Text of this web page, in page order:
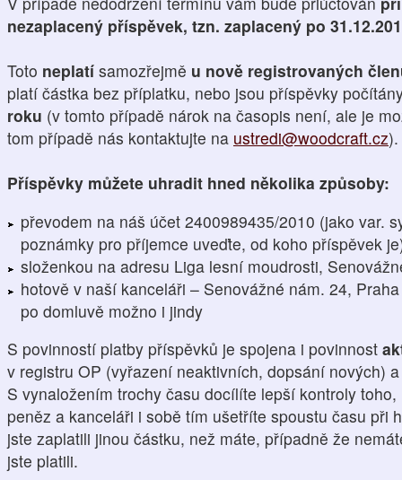
nezaplacený příspěvek, tzn. zaplacený po
Toto neplatí samozřejmě u nově registrovaných
platí částka bez příplatku, nebo jsou příspěvky
roku (v tomto případě nárok na časopis není, ale je
tom případě nás kontaktujte na ustredi@woodcraft.cz).
Příspěvky můžete uhradit hned několika způsoby:
převodem na náš účet 2400989435/2010 (jako var.
poznámky pro příjemce uveďte, od koho příspěvek
složenkou na adresu Liga lesní moudrosti,
hotově v naší kanceláři – Senovážné nám. 24,
po domluvě možno i jindy
S povinností platby příspěvků je spojena i povinnost
v registru OP (vyřazení neaktivních, dopsání nových)
S vynaložením trochy času docílíte lepší kontroly
peněz a kanceláři i sobě tím ušetříte spoustu času při
jste zaplatili jinou částku, než máte, případně že
jste platili.